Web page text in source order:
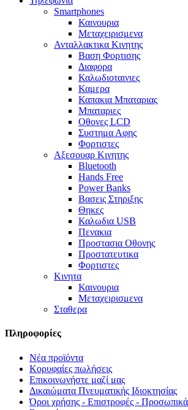
Smartphones
Καινουρια
Μεταχειρισμενα
Ανταλλακτικα Κινητης
Βαση Φορτισης
Διαφορα
Καλωδιοταινιες
Καμερα
Καπακια Μπαταριας
Μπαταριες
Οθονες LCD
Συστημα Αφης
Φορτιστες
Αξεσουαρ Κινητης
Bluetooth
Hands Free
Power Banks
Βασεις Στηριξης
Θηκες
Καλωδια USB
Πενακια
Προστασια Οθονης
Προστατευτικα
Φορτιστες
Κινητα
Καινουρια
Μεταχειρισμενα
Σταθερα
Πληροφορίες
Νέα προϊόντα
Κορυφαίες πωλήσεις
Επικοινωνήστε μαζί μας
Δικαιώματα Πνευματικής Ιδιοκτησίας
Όροι χρήσης - Επιστροφές -